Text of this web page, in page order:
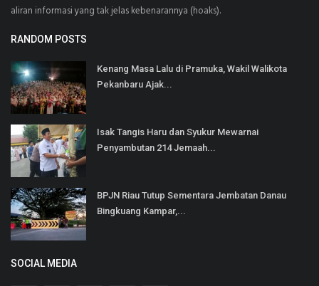
aliran informasi yang tak jelas kebenarannya (hoaks).
RANDOM POSTS
Kenang Masa Lalu di Pramuka, Wakil Walikota
Pekanbaru Ajak...
Isak Tangis Haru dan Syukur Mewarnai
Penyambutan 214 Jemaah...
BPJN Riau Tutup Sementara Jembatan Danau
Bingkuang Kampar,...
SOCIAL MEDIA